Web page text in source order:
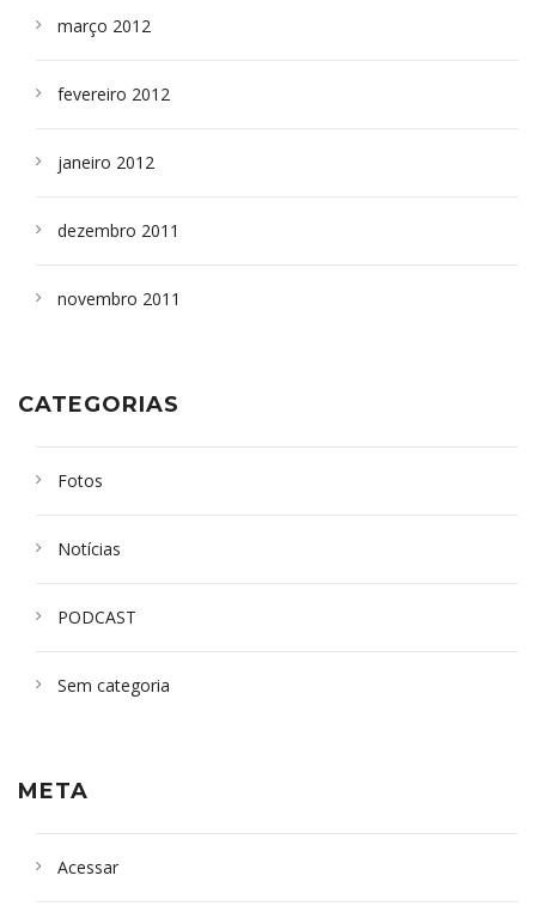
março 2012
fevereiro 2012
janeiro 2012
dezembro 2011
novembro 2011
CATEGORIAS
Fotos
Notícias
PODCAST
Sem categoria
META
Acessar